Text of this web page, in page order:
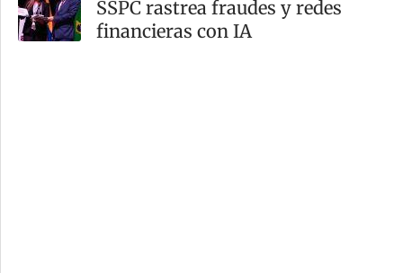
SSPC rastrea fraudes y redes
financieras con IA